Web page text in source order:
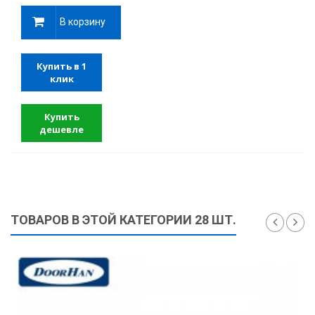
В корзину
Купить в 1
клик
Купить
дешевле
ТОВАРОВ В ЭТОЙ КАТЕГОРИИ 28 ШТ.